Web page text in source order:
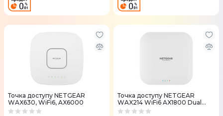
Точка доступу NETGEAR
WAX630, WiFi6, AX6000
Точка доступу NETGEAR
WAX214 WiFi6 AX1800 Dual
Band